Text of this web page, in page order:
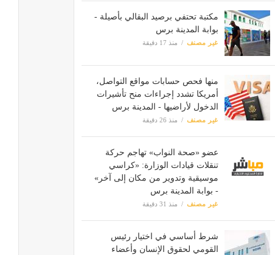
مكتبة تحتفي برصيد البقالي بأصيلة -
بوابة المدينة برس
غير مصنف منذ 17 دقيقة
منها فحص حسابات مواقع التواصل،
أمريكا تشدد إجراءات منح تأشيرات
الدخول لأراضيها - المدينة برس
غير مصنف منذ 26 دقيقة
عضو «صحة النواب» تهاجم حركة
تنقلات قيادات الوزارة: «كراسي
موسيقية وتدوير من مكان إلى آخر»
- بوابة المدينة برس
غير مصنف منذ 31 دقيقة
شرط أساسي في اختيار رئيس
القومي لحقوق الإنسان وأعضاء